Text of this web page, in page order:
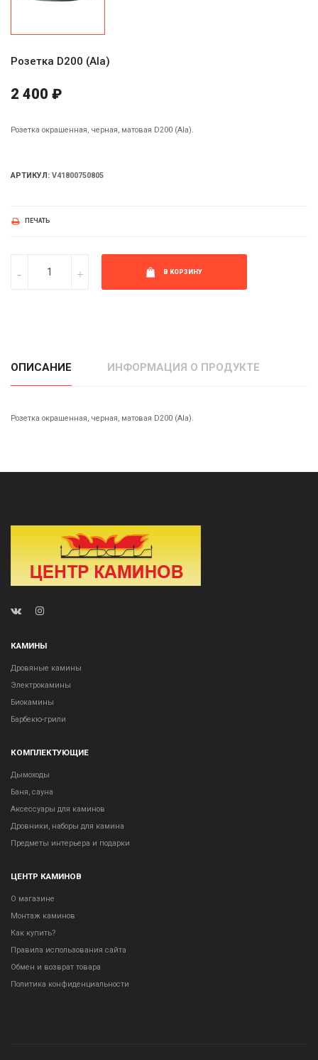
Розетка D200 (Ala)
2 400 ₽
Розетка окрашенная, черная, матовая D200 (Ala).
АРТИКУЛ: V41800750805
ПЕЧАТЬ
В КОРЗИНУ
ОПИСАНИЕ ИНФОРМАЦИЯ О ПРОДУКТЕ
Розетка окрашенная, черная, матовая D200 (Ala).
КАМИНЫ
Дровяные камины
Электрокамины
Биокамины
Барбекю-грили
КОМПЛЕКТУЮЩИЕ
Дымоходы
Баня, сауна
Аксессуары для каминов
Дровники, наборы для камина
Предметы интерьера и подарки
ЦЕНТР КАМИНОВ
О магазине
Монтаж каминов
Как купить?
Правила использования сайта
Обмен и возврат товара
Политика конфиденциальности